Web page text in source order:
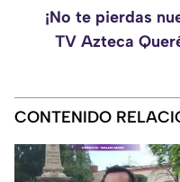
¡No te pierdas
TV Azteca
CONTENIDO